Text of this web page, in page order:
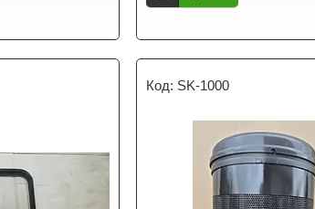
SK-1000